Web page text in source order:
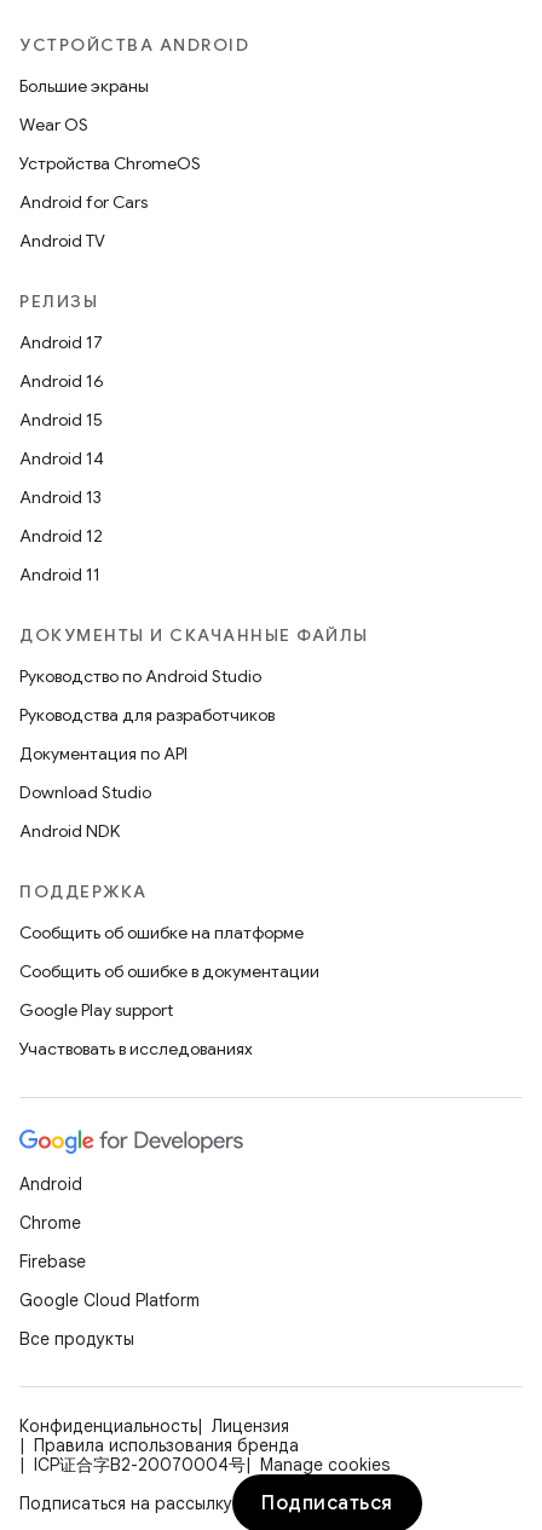
УСТРОЙСТВА ANDROID
Большие экраны
Wear OS
Устройства ChromeOS
Android for Cars
Android TV
РЕЛИЗЫ
Android 17
Android 16
Android 15
Android 14
Android 13
Android 12
Android 11
ДОКУМЕНТЫ И СКАЧАННЫЕ ФАЙЛЫ
Руководство по Android Studio
Руководства для разработчиков
Документация по API
Download Studio
Android NDK
ПОДДЕРЖКА
Сообщить об ошибке на платформе
Сообщить об ошибке в документации
Google Play support
Участвовать в исследованиях
Android
Chrome
Firebase
Google Cloud Platform
Все продукты
Конфиденциальность
Лицензия
Правила использования бренда
ICP证合字B2-20070004号
Manage cookies
Подписаться на рассылку
Подписаться